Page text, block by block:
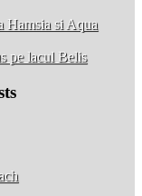
Hamsia si Aqua
pe lacul Belis